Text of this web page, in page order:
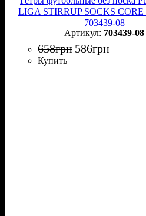
LIGA STIRRUP SOCKS CORE
703439-08
703439-08
658грн 586грн
Купить